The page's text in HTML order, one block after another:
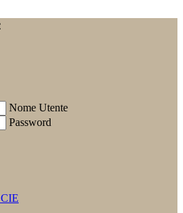
Nome Utente
Password